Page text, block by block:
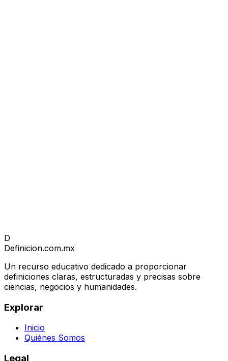
D
Definicion.com.mx
Un recurso educativo dedicado a proporcionar
definiciones claras, estructuradas y precisas sobre
ciencias, negocios y humanidades.
Explorar
Inicio
Quiénes Somos
Legal